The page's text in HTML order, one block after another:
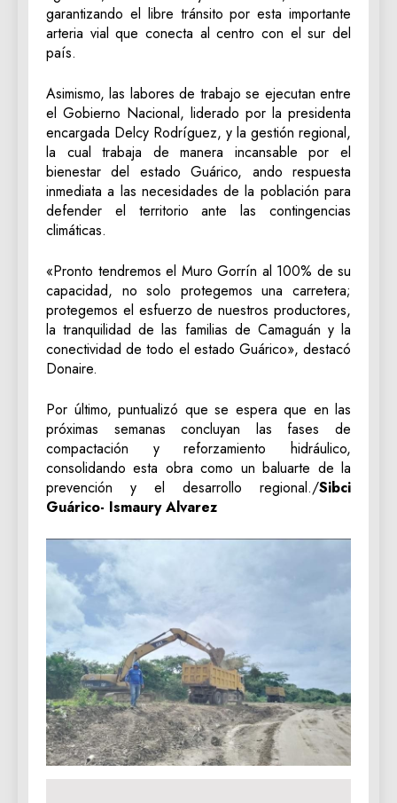
garantizando el libre tránsito por esta importante
arteria vial que conecta al centro con el sur del
país.
Asimismo, las labores de trabajo se ejecutan entre
el Gobierno Nacional, liderado por la presidenta
encargada Delcy Rodríguez, y la gestión regional,
la cual trabaja de manera incansable por el
bienestar del estado Guárico, ando respuesta
inmediata a las necesidades de la población para
defender el territorio ante las contingencias
climáticas.
«Pronto tendremos el Muro Gorrín al 100% de su
capacidad, no solo protegemos una carretera;
protegemos el esfuerzo de nuestros productores,
la tranquilidad de las familias de Camaguán y la
conectividad de todo el estado Guárico», destacó
Donaire.
Por último, puntualizó que se espera que en las
próximas semanas concluyan las fases de
compactación y reforzamiento hidráulico,
consolidando esta obra como un baluarte de la
prevención y el desarrollo regional./Sibci
Guárico- Ismaury Alvarez